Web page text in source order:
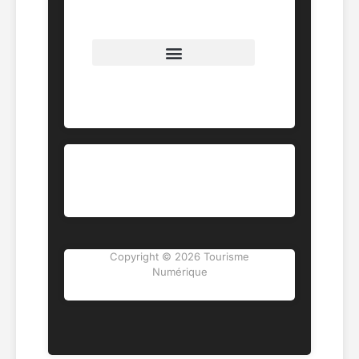
Copyright © 2026 Tourisme
Numérique